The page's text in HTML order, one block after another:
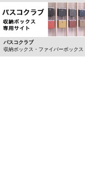
パスコクラブ
収納ボックス・ファイバーボックス